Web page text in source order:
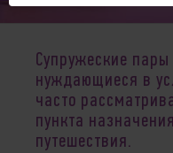
Супружеские
нуждающиеся в
часто
пункта
путешествия.